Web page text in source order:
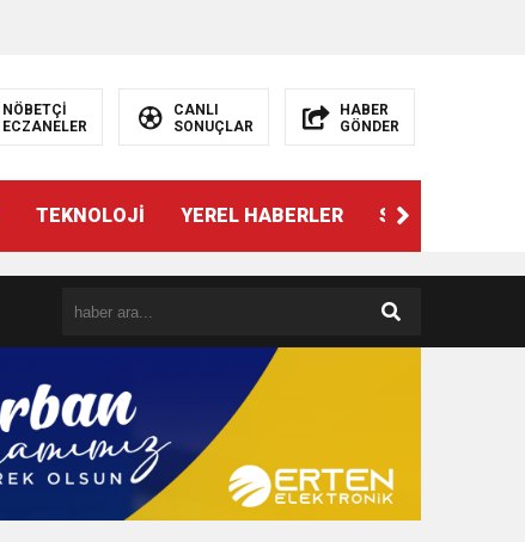
NÖBETÇİ
ECZANELER
CANLI
SONUÇLAR
HABER
GÖNDER
TEKNOLOJİ YEREL HABERLER SPOR